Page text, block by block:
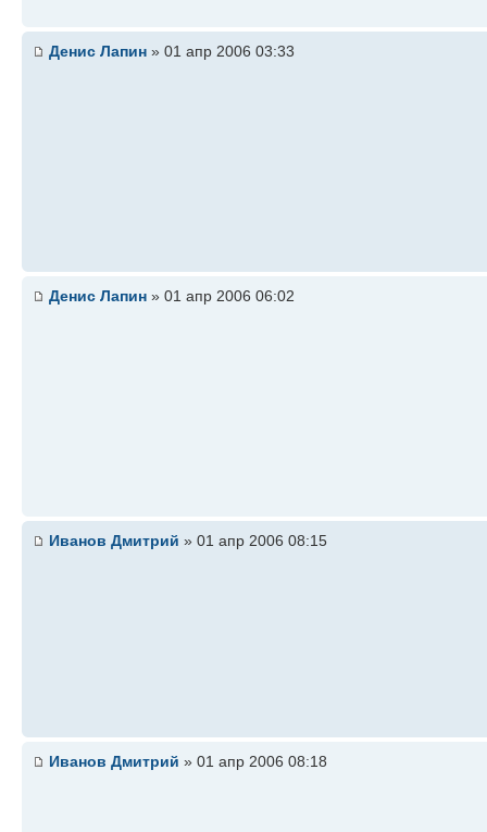
Денис Лапин » 01 апр 2006 03:33
Денис Лапин » 01 апр 2006 06:02
Иванов Дмитрий » 01 апр 2006 08:15
Иванов Дмитрий » 01 апр 2006 08:18